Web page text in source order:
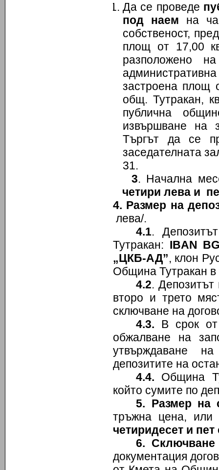
Да се проведе
под наем на
собственост,
площ от 17,00
разположено
застроена площ
общ. Тутракан,
публична
извършване на
Търгът да се
заседателната
31.
3. Начална
четири лева и
4. Размер на
лева/.
4.1.
Тутракан: IBAN
„ЦКБ-АД”, клон
Община Тутракан
4.2. Депозитът
второ и трето
сключване на
4.3. В срок
обжалване на
утвърждаване
депозитите на
4.4. Община
който сумите по
5. Размер на
тръжна цена,
четиридесет и пет
6.
документация